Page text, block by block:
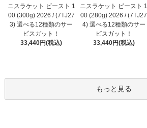
ニスラケット ビースト 1
00 (300g) 2026 / (7TJ27
3) 選べる12種類のサー
ビスガット！
33,440円(税込)
ニスラケット ビースト 1
00 (280g) 2026 / (7TJ27
4) 選べる12種類のサー
ビスガット！
33,440円(税込)
もっと見る